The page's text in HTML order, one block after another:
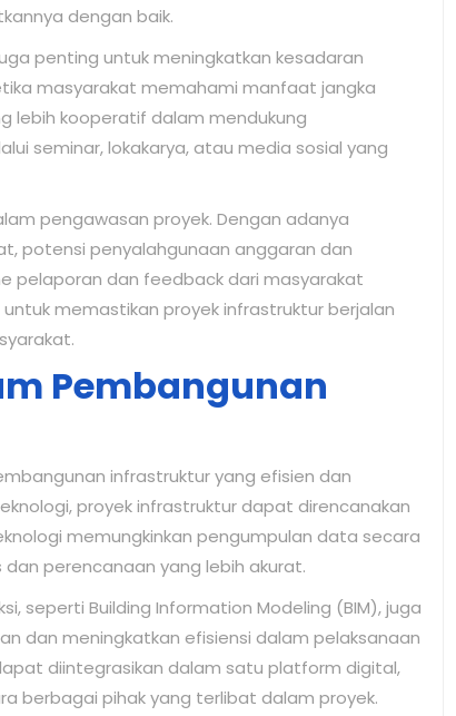
dengan baik.
penting untuk meningkatkan kesadaran
masyarakat memahami manfaat jangka
lebih kooperatif dalam mendukung
seminar, lokakarya, atau media sosial yang
pengawasan proyek. Dengan adanya
potensi penyalahgunaan anggaran dan
pelaporan dan feedback dari masyarakat
memastikan proyek infrastruktur berjalan
Pembangunan
infrastruktur yang efisien dan
proyek infrastruktur dapat direncanakan
memungkinkan pengumpulan data secara
perencanaan yang lebih akurat.
seperti Building Information Modeling (BIM), juga
dan meningkatkan efisiensi dalam pelaksanaan
diintegrasikan dalam satu platform digital,
berbagai pihak yang terlibat dalam proyek.